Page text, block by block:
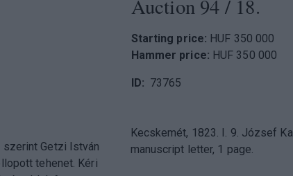
Auction 94 / 18.
Starting price: HUF 350 000
Hammer price: HUF 350 000
ID 73765
szerint Getzi István
tehenet. Kéri
Kecskemét, 1823. I. 9. József Kartona, writer. Autograph
manuscript letter, 1 page.